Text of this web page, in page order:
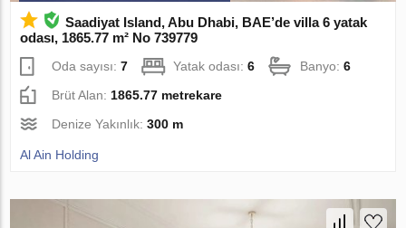
Saadiyat Island, Abu Dhabi, BAE’de villa 6 yatak
odası, 1865.77 m² No 739779
Oda sayısı:7 Yatak odası:6 Banyo:6
Brüt Alan: 1865.77 metrekare
Denize Yakınlık:300 m
Al Ain Holding